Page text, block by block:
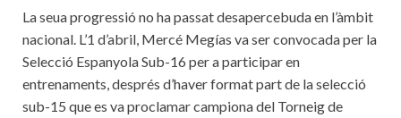
La seua progressió no ha passat desapercebuda en l’àmbit
nacional. L’1 d’abril, Mercé Megías va ser convocada per la
Selecció Espanyola Sub-16 per a participar en
entrenaments, després d’haver format part de la selecció
sub-15 que es va proclamar campiona del Torneig de